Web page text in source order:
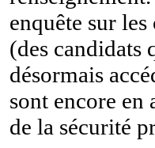
enquête sur
(des candidats
désormais
sont encore en
de la sécurité